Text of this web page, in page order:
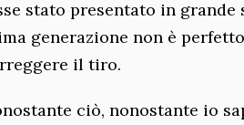
stato presentato in grande
generazione non è
il tiro.
ciò, nonostante io